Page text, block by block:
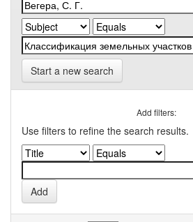
Start a new search
Add filters:
Use filters to refine the search results.